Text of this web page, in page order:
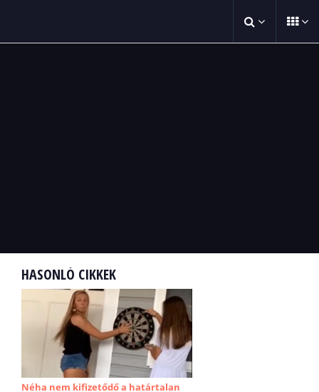
HASONLÓ CIKKEK
Néha nem kifizetődő a határtalan